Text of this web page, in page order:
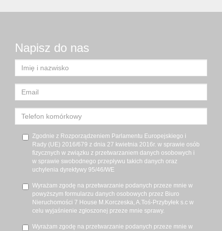
Napisz do nas
Zgodnie z Rozporządzeniem Parlamentu Europejskiego i
Rady (UE) 2016/679 z dnia 27 kwietnia 2016r. w sprawie osób
fizycznych w związku z przetwarzaniem danych osobowych i
w sprawie swobodnego przepływu takich danych oraz
uchylenia dyrektywy 95/46/WE
Wyrażam zgodę na przetwarzanie podanych przeze mnie w
powyższym formularzu danych osobowych przez Biuro
Nieruchomości 7 House M.Korczeska, A.Toś-Przybyłek s.c w
celu wyjaśnienie zgłoszonej przeze mnie sprawy.
Wyrażam zgodę na przetwarzanie podanych przeze mnie w